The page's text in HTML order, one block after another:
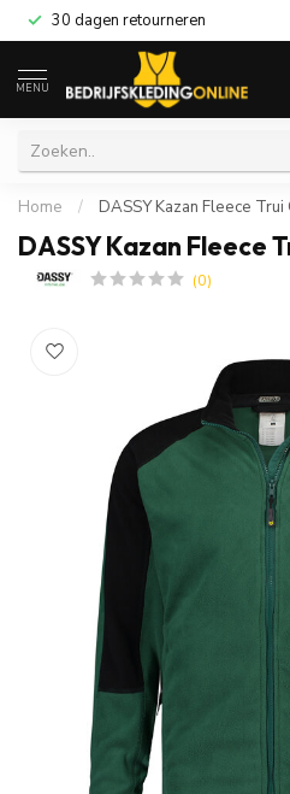
30 dagen retourneren
MENU
Home / DASSY Kazan Fleece
DASSY Kazan Fleece
(0)